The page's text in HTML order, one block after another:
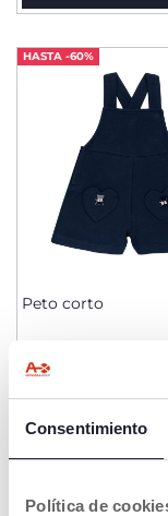
Consentimiento
Política de
HASTA -60%
Peto corto
AÑADIR